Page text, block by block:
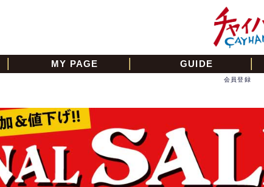
MY PAGE GUIDE
会員登録